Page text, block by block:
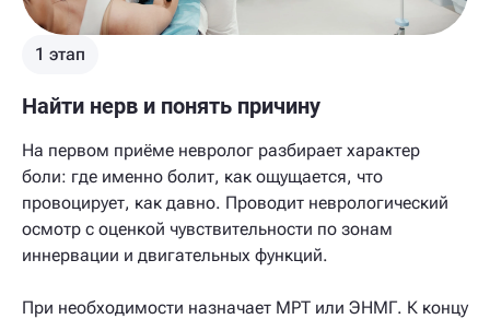
1 этап
Найти нерв и понять причину
На первом приёме невролог разбирает характер
боли: где именно болит, как ощущается, что
провоцирует, как давно. Проводит неврологический
осмотр с оценкой чувствительности по зонам
иннервации и двигательных функций.
При необходимости назначает МРТ или ЭНМГ. К концу